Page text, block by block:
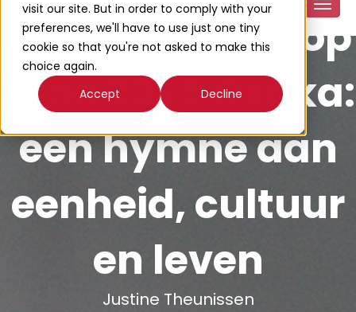
visit our site. But in order to comply with your
preferences, we'll have to use just one tiny
cookie so that you're not asked to make this
choice again.
Accept
Decline
Belgische Dag op
Expo 2025 Osaka:
een hymne aan
eenheid, cultuur
en leven
Justine Theunissen